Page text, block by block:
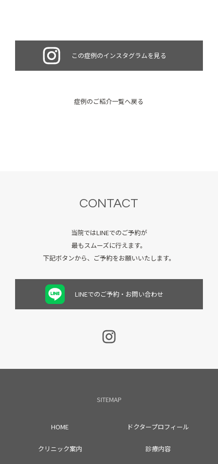
この症例のインスタグラムを見る
症例のご紹介一覧へ戻る
CONTACT
当院ではLINEでのご予約が
最もスムーズに行えます。
下記ボタンから、ご予約をお願いいたします。
LINEでのご予約・お問い合わせ
SITEMAP
HOME ドクタープロフィール
クリニック案内 診療内容